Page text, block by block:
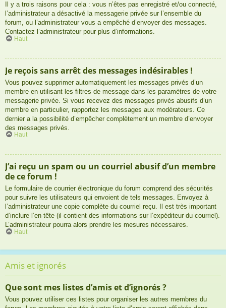
Il y a trois raisons pour cela : vous n’êtes pas enregistré et/ou connecté,
l’administrateur a désactivé la messagerie privée sur l’ensemble du
forum, ou l’administrateur vous a empêché d’envoyer des messages.
Contactez l’administrateur pour plus d’informations.
Haut
Je reçois sans arrêt des messages indésirables !
Vous pouvez supprimer automatiquement les messages privés d’un
membre en utilisant les filtres de message dans les paramètres de votre
messagerie privée. Si vous recevez des messages privés abusifs d’un
membre en particulier, rapportez les messages aux modérateurs. Ce
dernier a la possibilité d’empêcher complètement un membre d’envoyer
des messages privés.
Haut
J’ai reçu un spam ou un courriel abusif d’un membre
de ce forum !
Le formulaire de courrier électronique du forum comprend des sécurités
pour suivre les utilisateurs qui envoient de tels messages. Envoyez à
l’administrateur une copie complète du courriel reçu. Il est très important
d’inclure l’en-tête (il contient des informations sur l’expéditeur du courriel).
L’administrateur pourra alors prendre les mesures nécessaires.
Haut
Amis et ignorés
Que sont mes listes d’amis et d’ignorés ?
Vous pouvez utiliser ces listes pour organiser les autres membres du